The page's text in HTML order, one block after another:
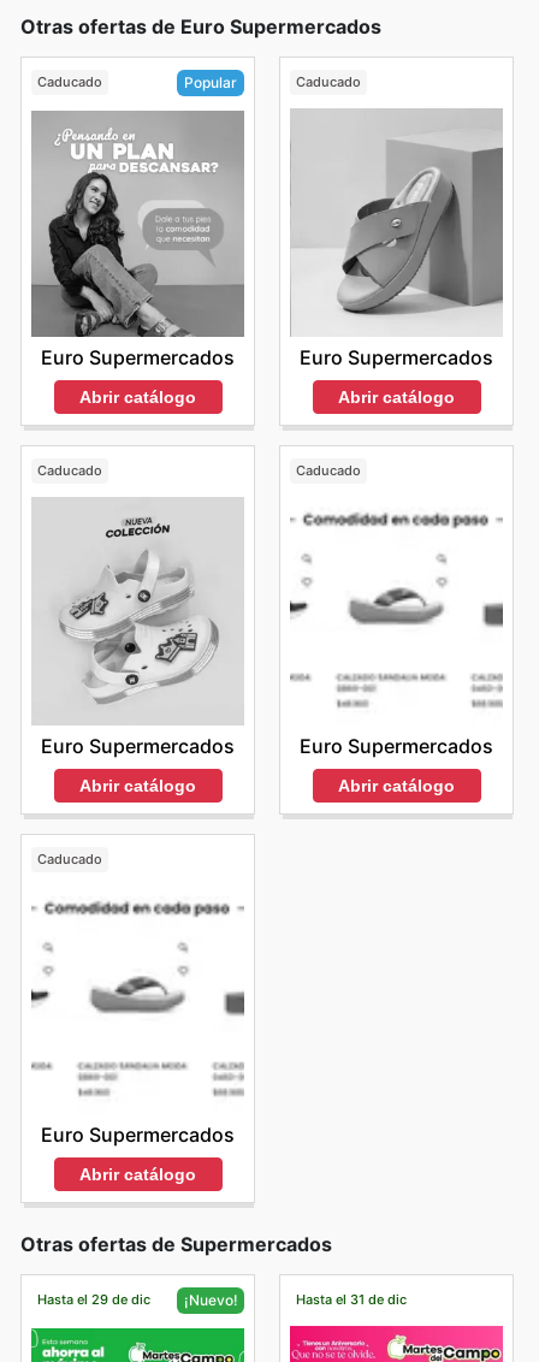
Otras ofertas de Euro Supermercados
Caducado Popular
Euro Supermercados
Abrir catálogo
Caducado
Euro Supermercados
Abrir catálogo
Caducado
Euro Supermercados
Abrir catálogo
Caducado
Euro Supermercados
Abrir catálogo
Caducado
Euro Supermercados
Abrir catálogo
Otras ofertas de Supermercados
Hasta el 29 de dic ¡Nuevo! Hasta el 31 de dic